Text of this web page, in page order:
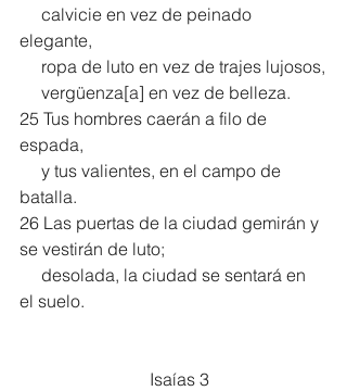
elegante,
     ropa de luto en vez de trajes lujosos,
     vergüenza[
a] en vez de belleza.
25 Tus hombres caerán a filo de
espada,
batalla.
26 Las puertas de la ciudad gemirán y
se vestirán de luto;
el suelo.
			Isaías 3